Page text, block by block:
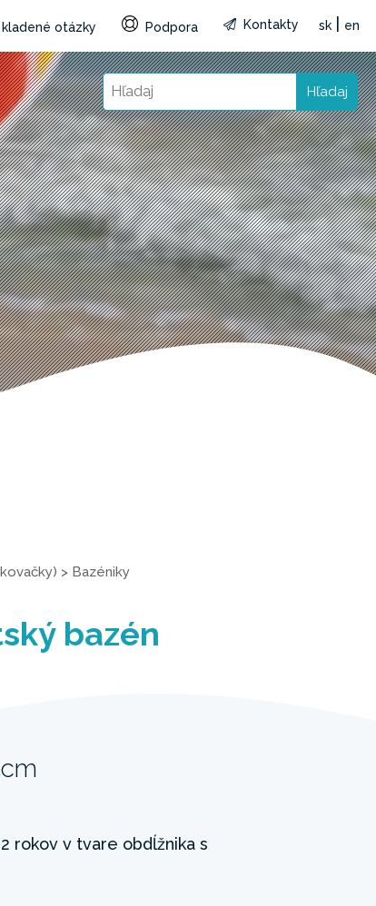
otázky Podpora Kontakty sk en
Hľadaj
> Bazéniky
bazén
rokov v tvare obdĺžnika s